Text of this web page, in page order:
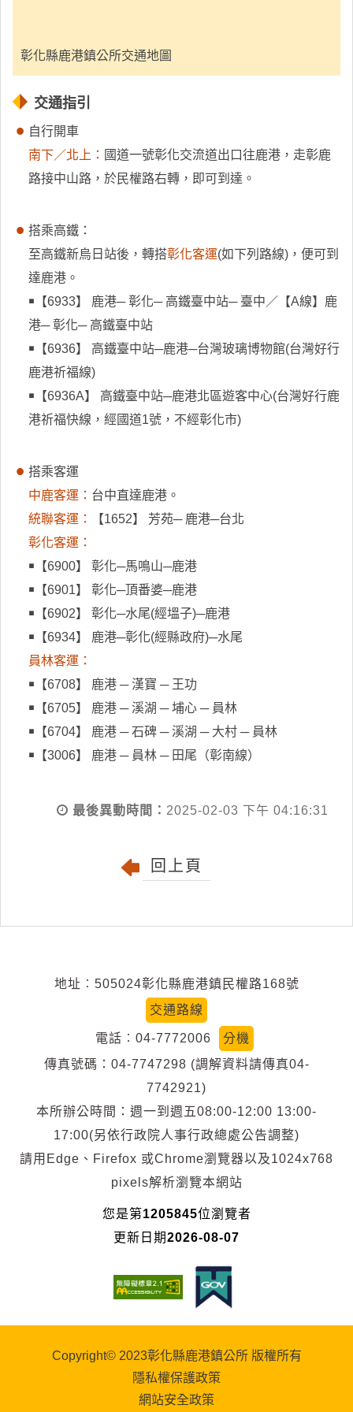
彰化縣鹿港鎮公所交通地圖
交通指引
自行開車
南下／北上： 國道一號彰化交流道出口往鹿港，走彰鹿
路接中山路，於民權路右轉，即可到達。
搭乘高鐵：
至高鐵新烏日站後，轉搭彰化客運(如下列路線)，便可到
達鹿港。
￭【6933】 鹿港─ 彰化─ 高鐵臺中站─ 臺中／【A線】鹿
港─ 彰化─ 高鐵臺中站
￭【6936】 高鐵臺中站─鹿港─台灣玻璃博物館(台灣好行
鹿港祈福線)
￭【6936A】 高鐵臺中站─鹿港北區遊客中心(台灣好行鹿
港祈福快線，經國道1號，不經彰化市)
搭乘客運
中鹿客運： 台中直達鹿港。
統聯客運：
【1652】 芳苑─ 鹿港─台北
彰化客運：
￭【6900】 彰化─馬鳴山─鹿港
￭【6901】 彰化─頂番婆─鹿港
￭【6902】 彰化─水尾(經塭子)─鹿港
￭【6934】 鹿港─彰化(經縣政府)─水尾
員林客運：
￭【6708】 鹿港 ─ 漢寶 ─ 王功
￭【6705】 鹿港 ─ 溪湖 ─ 埔心 ─ 員林
￭【6704】 鹿港 ─ 石碑 ─ 溪湖 ─ 大村 ─ 員林
￭【3006】 鹿港 ─ 員林 ─ 田尾（彰南線）
最後異動時間： 2025-02-03 下午 04:16:31
回上頁
地址︰505024彰化縣鹿港鎮民權路168號
交通路線
電話︰04-7772006
分機
傳真號碼：04-7747298 (調解資料請傳真04-
7742921)
本所辦公時間：週一到週五08:00-12:00 13:00-
17:00(另依行政院人事行政總處公告調整)
請用Edge、Firefox 或Chrome瀏覽器以及1024x768
pixels解析瀏覽本網站
您是第1205845位瀏覽者
更新日期2026-08-07
Copyright© 2023彰化縣鹿港鎮公所 版權所有
隱私權保護政策
網站安全政策